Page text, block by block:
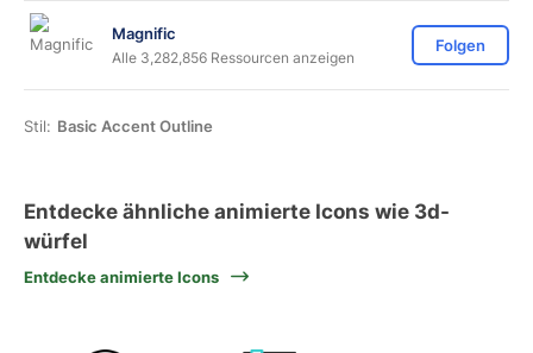
Magnific
Alle 3,282,856 Ressourcen anzeigen
Folgen
Stil: Basic Accent Outline
Entdecke ähnliche animierte Icons wie 3d-
würfel
Entdecke animierte Icons